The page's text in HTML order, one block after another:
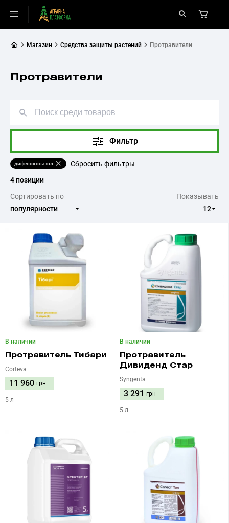
Магазин Средства защиты растений Протравители
Протравители
дифеноконазол Сбросить фильтры
Фильтр
4 позиции
Сортировать по
Показывать
В наличии
Протравитель Тибари
Corteva
11 960 грн
5 л
В наличии
Протравитель
Дивиденд Стар
Syngenta
3 291 грн
5 л